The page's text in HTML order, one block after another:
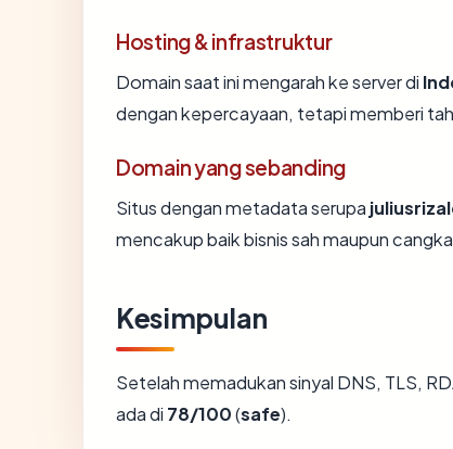
Hosting & infrastruktur
Domain saat ini mengarah ke server di
dengan kepercayaan, tetapi memberi
Domain yang sebanding
Situs dengan metadata serupa
mencakup baik bisnis sah maupun
Kesimpulan
Setelah memadukan sinyal DNS, TLS,
ada di 78/100(safe).